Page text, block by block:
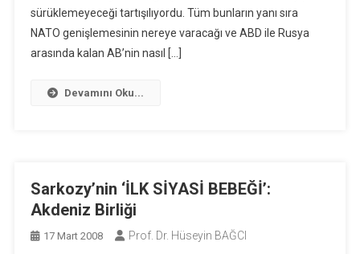
sürüklemeyeceği tartışılıyordu. Tüm bunların yanı sıra
NATO genişlemesinin nereye varacağı ve ABD ile Rusya
arasında kalan AB’nin nasıl […]
Devamını Oku...
Sarkozy’nin ‘İLK SİYASİ BEBEĞİ’:
Akdeniz Birliği
17 Mart 2008 Prof. Dr. Hüseyin BAĞCI